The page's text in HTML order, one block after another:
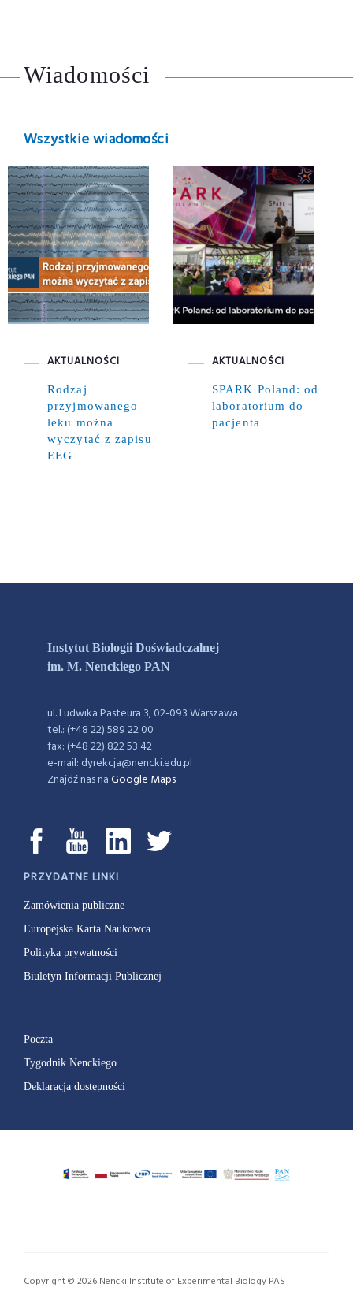
Wiadomości
Wszystkie wiadomości
AKTUALNOŚCI
Rodzaj
przyjmowanego
leku można
wyczytać z zapisu
EEG
AKTUALNOŚCI
SPARK Poland: od
laboratorium do
pacjenta
Instytut Biologii Doświadczalnej
im. M. Nenckiego PAN
ul. Ludwika Pasteura 3, 02-093 Warszawa
tel.: (+48 22) 589 22 00
fax: (+48 22) 822 53 42
e-mail: dyrekcja@nencki.edu.pl
Znajdź nas naGoogle Maps
PRZYDATNE LINKI
Zamówienia publiczne
Europejska Karta Naukowca
Polityka prywatności
Biuletyn Informacji Publicznej
Poczta
Tygodnik Nenckiego
Deklaracja dostępności
Copyright © 2026 Nencki Institute of Experimental Biology PAS